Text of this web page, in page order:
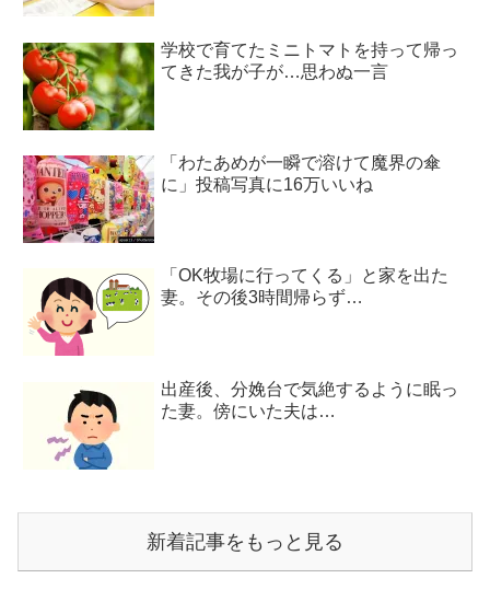
学校で育てたミニトマトを持って帰っ
てきた我が子が…思わぬ一言
「わたあめが一瞬で溶けて魔界の傘
に」投稿写真に16万いいね
「OK牧場に行ってくる」と家を出た
妻。その後3時間帰らず…
出産後、分娩台で気絶するように眠っ
た妻。傍にいた夫は…
新着記事をもっと見る